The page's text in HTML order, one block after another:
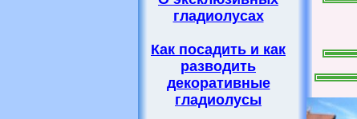
гладиолусах
Как посадить и как
разводить
декоративные
гладиолусы